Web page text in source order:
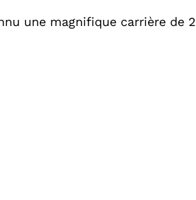
une magnifique carrière de